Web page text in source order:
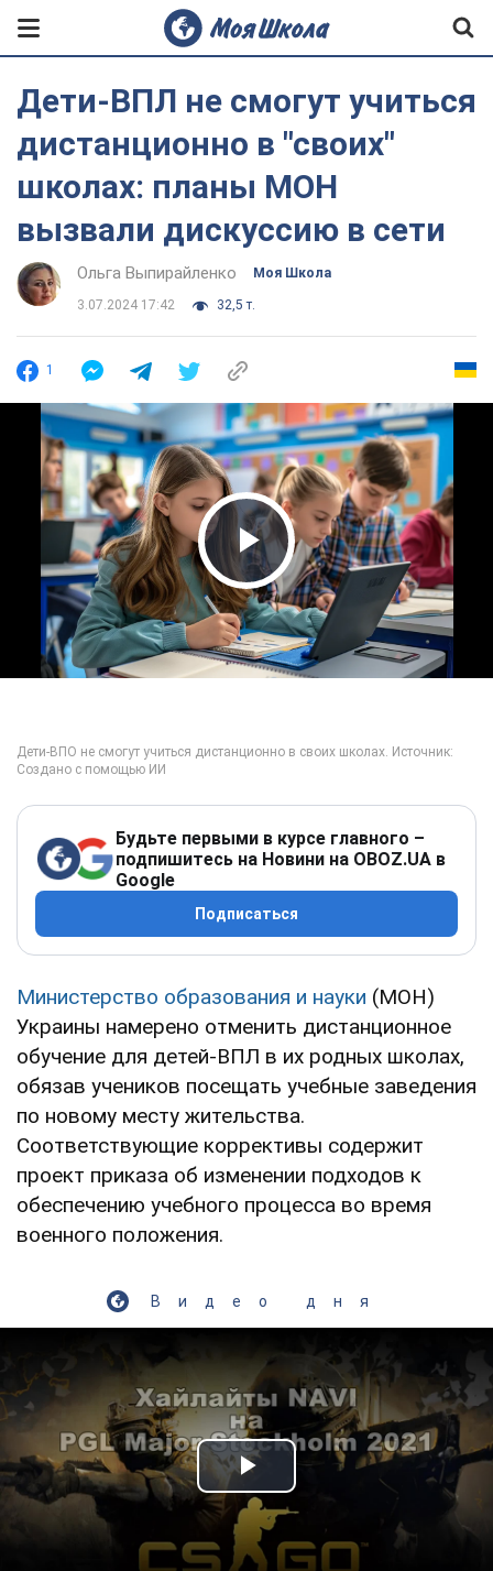
Дети-ВПЛ не смогут учиться
дистанционно в "своих"
школах: планы МОН
вызвали дискуссию в сети
Ольга Выпирайленко Моя Школа
3.07.2024 17:42 32,5 т.
1
Play Video
Будьте первыми в курсе главного –
подпишитесь на Новини на OBOZ.UA в
Google
Подписаться
Министерство образования и науки (МОН)
Украины намерено отменить дистанционное
обучение для детей-ВПЛ в их родных школах,
обязав учеников посещать учебные заведения
по новому месту жительства.
Соответствующие коррективы содержит
проект приказа об изменении подходов к
обеспечению учебного процесса во время
военного положения.
Видео дня
Play Video